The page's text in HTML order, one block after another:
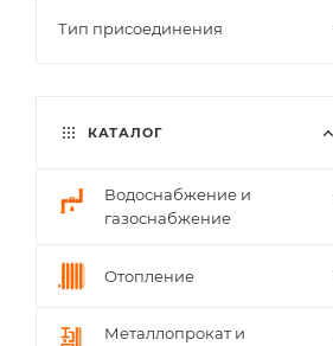
Тип присоединения
КАТАЛОГ
Водоснабжение и
газоснабжение
Отопление
Металлопрокат и